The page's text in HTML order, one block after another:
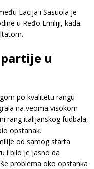
Lacija i Sasuola je
u Ređo Emiliji, kada
u
po kvalitetu rangu
na veoma visokom
rang italijanskog fudbala,
opstanak.
od samog starta
i bilo je jasno da
problema oko opstanka